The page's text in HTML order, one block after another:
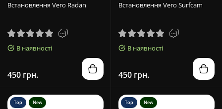
Встановлення Vero Radan
В наявності
450 грн.
Встановлення Vero Surfcam
В наявності
450 грн.
Top New Top New